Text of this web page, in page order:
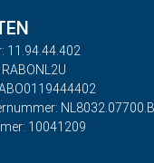
11.94.44.402
10041209